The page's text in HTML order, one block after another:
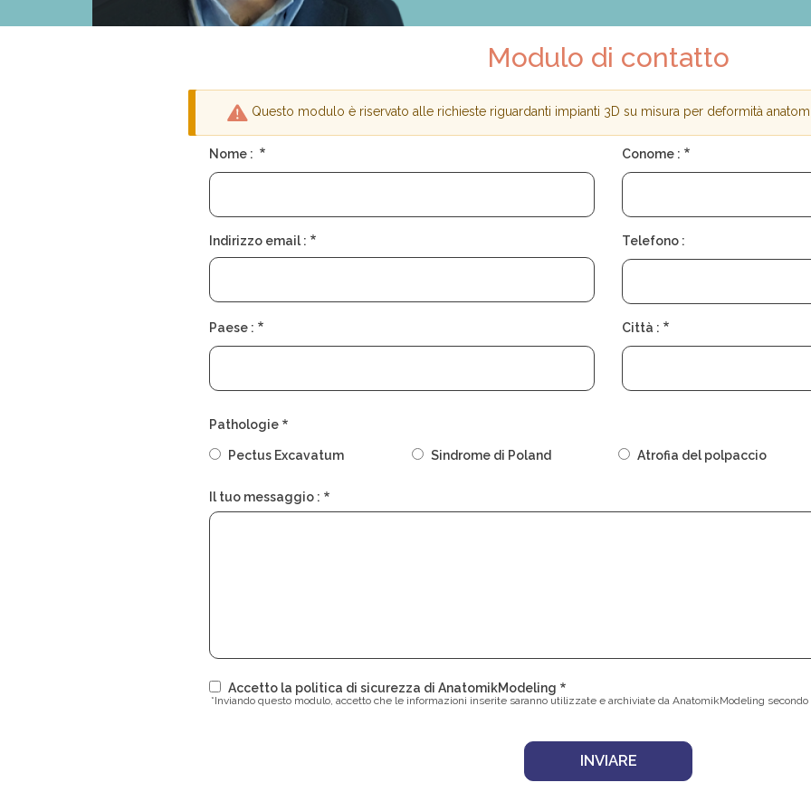
Modulo di contatto
Messaggio
di
Questo modulo è riservato alle richieste riguardanti impianti 3D su misura per deformità
Nome : Conome :
Indirizzo email : Telefono :
Paese : Città :
Pathologie
Pectus Excavatum Sindrome di Poland Atrofia del polpaccio
Il tuo messaggio :
Accetto la politica di sicurezza di AnatomikModeling
*Inviando questo modulo, accetto che le informazioni inserite saranno utilizzate e archiviate da AnatomikModeling